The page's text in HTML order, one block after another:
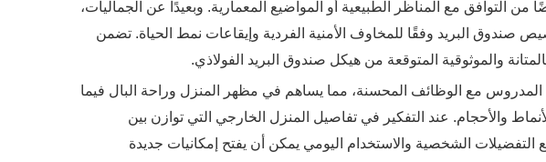
التوافق مع المناظر الطبيعية أو المواضيع المعمارية. وبعيدًا عن الجماليات،
صندوق البريد وفقًا للمخاوف الأمنية الفردية وإيقاعات نمط الحياة. تضمن
والموثوقية المتوقعة من هيكل صندوق البريد الفولاذي.
مع الوظائف المحسنة، مما يساهم في مظهر المنزل وراحة البال فيما
والأحجام. عند التفكير في تفاصيل المنزل الخارجي التي توازن بين
الشخصية والاستخدام اليومي يمكن أن يفتح إمكانيات جديدة